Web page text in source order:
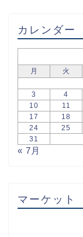
カレンダー
月
火
3
4
10
11
17
18
24
25
31
« 7月
マーケット